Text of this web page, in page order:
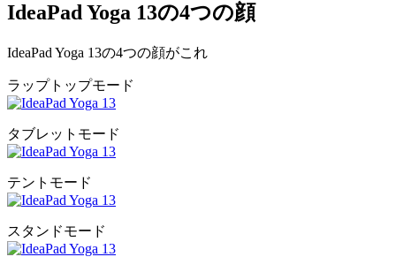
IdeaPad Yoga 13の4つの顔
IdeaPad Yoga 13の4つの顔がこれ
ラップトップモード
タブレットモード
テントモード
スタンドモード